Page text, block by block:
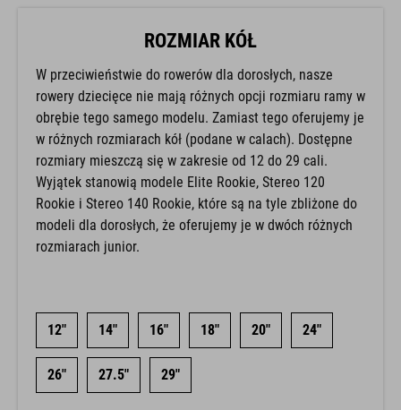
ROZMIAR KÓŁ
W przeciwieństwie do rowerów dla dorosłych, nasze
rowery dziecięce nie mają różnych opcji rozmiaru ramy w
obrębie tego samego modelu. Zamiast tego oferujemy je
w różnych rozmiarach kół (podane w calach). Dostępne
rozmiary mieszczą się w zakresie od 12 do 29 cali.
Wyjątek stanowią modele Elite Rookie, Stereo 120
Rookie i Stereo 140 Rookie, które są na tyle zbliżone do
modeli dla dorosłych, że oferujemy je w dwóch różnych
rozmiarach junior.
12" 14" 16" 18" 20" 24"
26" 27.5" 29"